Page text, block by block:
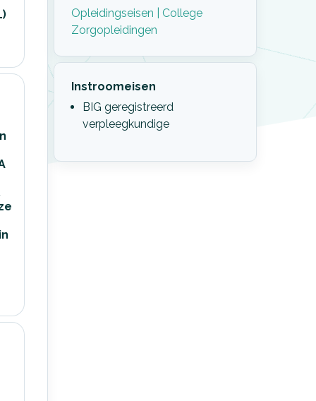
Opleidingseisen | College
Zorgopleidingen
Instroomeisen
BIG geregistreerd
verpleegkundige